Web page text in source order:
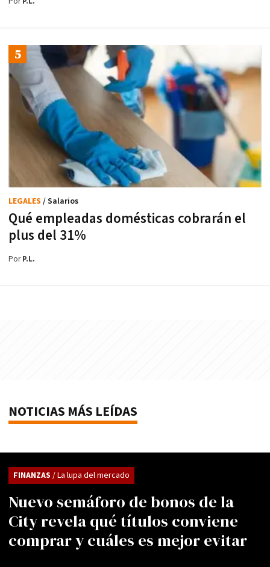
Qué empleadas domésticas cobrarán el
plus del 31%
LEGALES / Salarios
PorP.L.
NOTICIAS MÁS LEÍDAS
Nuevo semáforo de bonos de la
City revela qué títulos conviene
comprar y cuáles es mejor evitar
FINANZAS / La lupa del mercado